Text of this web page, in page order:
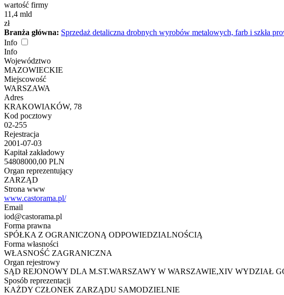
wartość firmy
11,4 mld
zł
Branża główna: Sprzedaż detaliczna drobnych wyrobów metalowych, farb i szkła
Info
Info
Województwo
MAZOWIECKIE
Miejscowość
WARSZAWA
Adres
KRAKOWIAKÓW, 78
Kod pocztowy
02-255
Rejestracja
2001-07-03
Kapitał zakładowy
54808000,00 PLN
Organ reprezentujący
ZARZĄD
Strona www
www.castorama.pl/
Email
iod@castorama.pl
Forma prawna
SPÓŁKA Z OGRANICZONĄ ODPOWIEDZIALNOŚCIĄ
Forma własności
WŁASNOŚĆ ZAGRANICZNA
Organ rejestrowy
SĄD REJONOWY DLA M.ST.WARSZAWY W WARSZAWIE,XIV WYDZIAŁ
Sposób reprezentacji
KAŻDY CZŁONEK ZARZĄDU SAMODZIELNIE